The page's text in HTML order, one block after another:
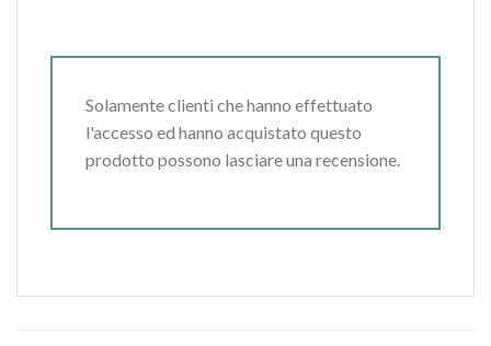
Solamente clienti che hanno effettuato
l'accesso ed hanno acquistato questo
prodotto possono lasciare una recensione.